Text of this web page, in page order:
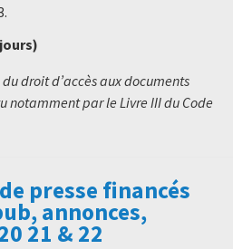
.
droit d’accès aux documents
notamment par le Livre III du Code
presse financés
annonces,
21 & 22